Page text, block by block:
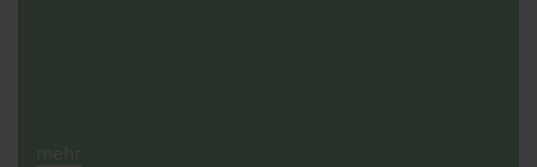
mehr